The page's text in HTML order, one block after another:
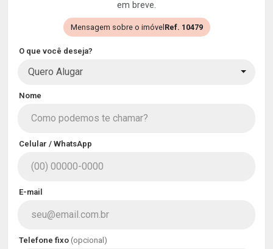
em breve.
Mensagem sobre o imóvel Ref. 10479
O que você deseja?
Quero Alugar
Nome
Celular / WhatsApp
E-mail
Telefone fixo (opcional)